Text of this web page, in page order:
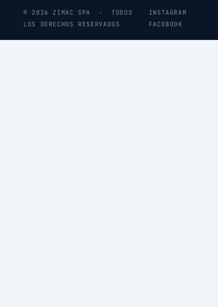
© 2026 ZIMAC SPA · TODOS
LOS DERECHOS RESERVADOS
INSTAGRAM
FACEBOOK